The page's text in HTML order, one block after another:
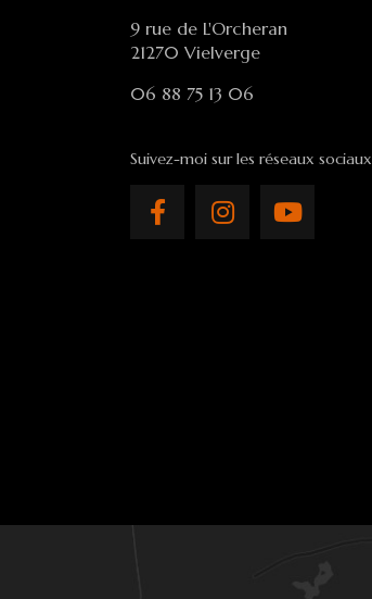
9 rue de L'Orcheran
21270 Vielverge
06 88 75 13 06
Suivez-moi sur les réseaux sociaux